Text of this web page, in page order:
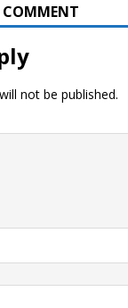
COMMENT
not be published.